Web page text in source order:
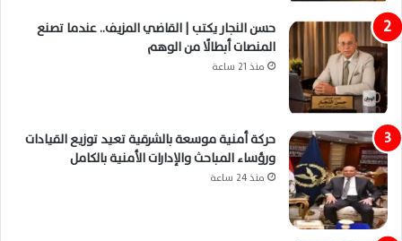
حسن النجار يكتب | القاضي المزيف.. عندما تصنع
المنصات أبطالًا من الوهم
منذ 21 ساعة
حركة أمنية موسعة بالشرقية تعيد توزيع القيادات
ورؤساء المباحث والإدارات الأمنية بالكامل
منذ 24 ساعة